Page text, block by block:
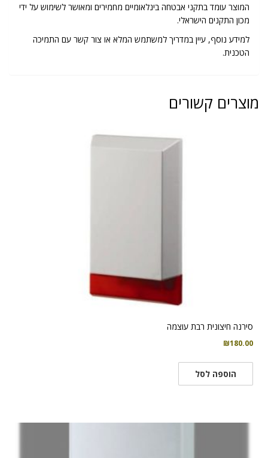
המוצר עומד בתקני אבטחה בינלאומיים מחמירים ומאושר לשימוש על ידי
מכון התקנים הישראלי.
למידע נוסף, עיין במדריך למשתמש המלא או צור קשר עם התמיכה
הטכנית.
מוצרים קשורים
סירנה חיצונית רבת עוצמה
₪180.00
הוספה לסל